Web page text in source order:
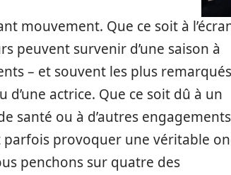
mouvement. Que ce soit à
peuvent survenir d’une saison à
– et souvent les plus
d’une actrice. Que ce soit dû à un
santé ou à d’autres engagements
provoquer une véritable
penchons sur quatre des